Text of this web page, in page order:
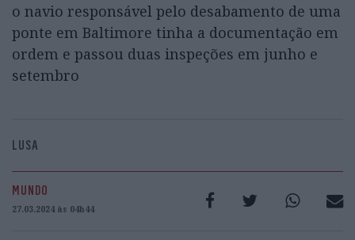
o navio responsável pelo desabamento de uma
ponte em Baltimore tinha a documentação em
ordem e passou duas inspeções em junho e
setembro
LUSA
MUNDO
27.03.2024 às 04h44